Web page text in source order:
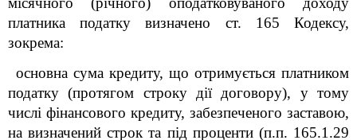
платника податку визначено ст. 165 Кодексу,
зокрема:
основна сума кредиту, що отримується платником
податку (протягом строку дії договору), у тому
числі фінансового кредиту, забезпеченого заставою,
на визначений строк та під проценти (п.п. 165.1.29